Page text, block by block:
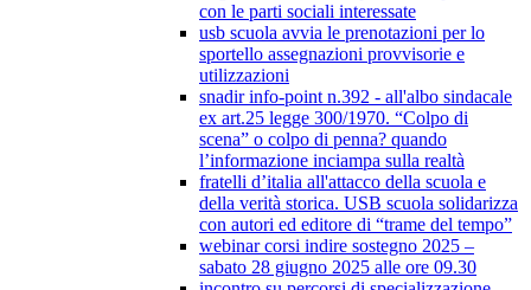
con le parti sociali interessate
usb scuola avvia le prenotazioni per lo
sportello assegnazioni provvisorie e
utilizzazioni
snadir info-point n.392 - all'albo sindacale
ex art.25 legge 300/1970. “Colpo di
scena” o colpo di penna? quando
l’informazione inciampa sulla realtà
fratelli d’italia all'attacco della scuola e
della verità storica. USB scuola solidarizza
con autori ed editore di “trame del tempo”
webinar corsi indire sostegno 2025 –
sabato 28 giugno 2025 alle ore 09.30